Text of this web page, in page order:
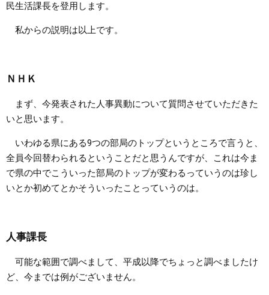
民生活課長を登用します。
私からの説明は以上です。
ＮＨＫ
まず、今発表された人事異動について質問させていただきた
いと思います。
いわゆる県にある9つの部局のトップというところで言うと、
全員今回替わられるということだと思うんですが、これは今ま
で県の中でこういった部局のトップが変わるっていうのは珍し
いとか初めてとかそういったことっていうのは。
人事課長
可能な範囲で調べまして、平成以降でちょっと調べましたけ
ど、今までは例がございません。